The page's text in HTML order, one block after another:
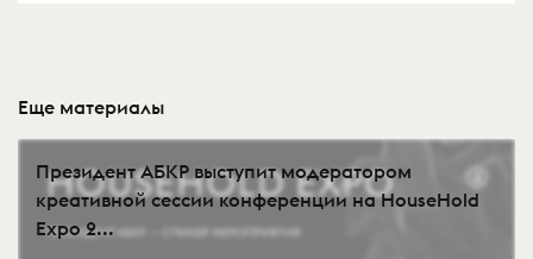
Еще материалы
Президент АБКР выступит модератором
креативной сессии конференции на HouseHold
Expo 2...